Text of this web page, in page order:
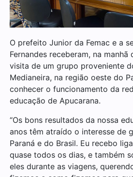
O prefeito Junior da Femac e a
Fernandes receberam, na manhã
visita de um grupo proveniente
Medianeira, na região oeste do
conhecer o funcionamento da
educação de Apucarana.
“Os bons resultados da nossa
anos têm atraído o interesse de
Paraná e do Brasil. Eu recebo
quase todos os dias, e também
eles durante as viagens,